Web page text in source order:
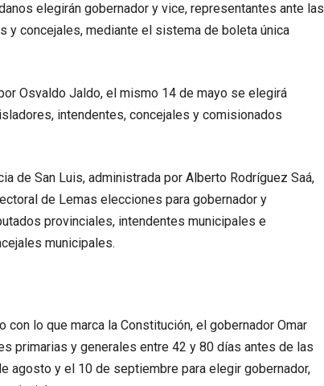
elegirán gobernador y vice, representantes ante las
y concejales, mediante el sistema de boleta única
Osvaldo Jaldo, el mismo 14 de mayo se elegirá
intendentes, concejales y comisionados
de San Luis, administrada por Alberto Rodríguez Saá,
de Lemas elecciones para gobernador y
provinciales, intendentes municipales e
municipales.
con lo que marca la Constitución, el gobernador Omar
primarias y generales entre 42 y 80 días antes de las
agosto y el 10 de septiembre para elegir gobernador,